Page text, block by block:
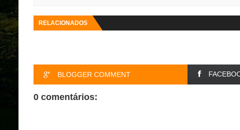
RELACIONADOS
BLOGGER COMMENT
0 comentários: